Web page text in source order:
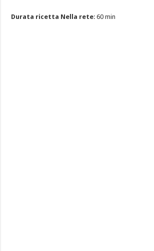
Durata ricetta Nella rete: 60 min